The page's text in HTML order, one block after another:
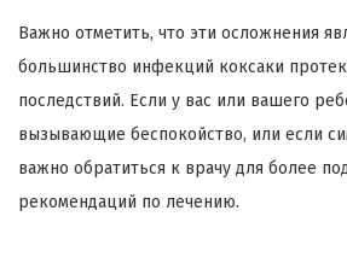
Важно отметить, что эти осложнения
большинство инфекций коксаки
последствий. Если у вас или вашего
вызывающие беспокойство, или если
важно обратиться к врачу для более
рекомендаций по лечению.